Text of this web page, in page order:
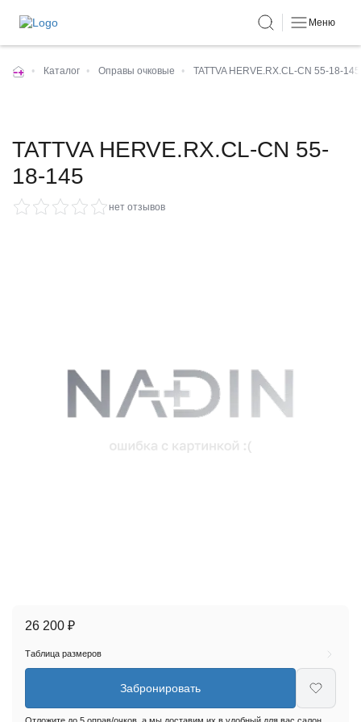
Меню
• Каталог • Оправы очковые • TATTVA HERVE.RX.CL-CN 55-18-145
TATTVA HERVE.RX.CL-CN 55-
18-145
нет отзывов
26 200 ₽
Таблица размеров
Забронировать